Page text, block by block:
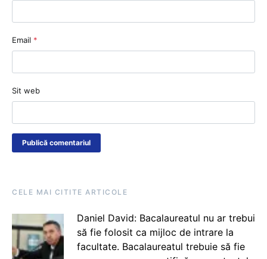
Email *
Sit web
CELE MAI CITITE ARTICOLE
Daniel David: Bacalaureatul nu ar trebui
să fie folosit ca mijloc de intrare la
facultate. Bacalaureatul trebuie să fie